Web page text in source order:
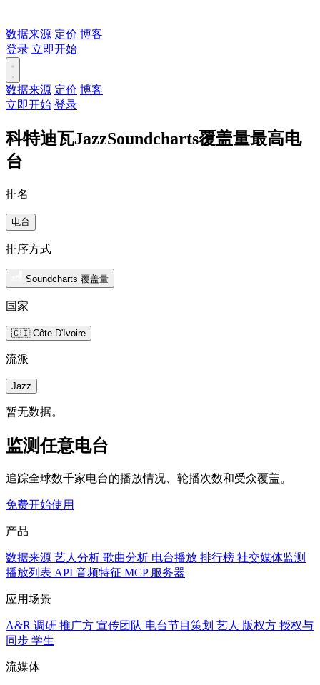
数据来源 定价 博客
登录 立即开始
数据来源 定价 博客
立即开始 登录
科特迪瓦JazzSoundcharts覆盖量最高电
台
排名
电台
排序方式
Soundcharts 覆盖量
国家
🇨🇮 Côte D'Ivoire
流派
Jazz
暂无数据。
监测任意电台
追踪全球数千家电台的播放情况、轮播次数和受众覆盖。
免费开始使用
产品
数据来源 艺人分析 歌曲分析 电台播放 排行榜 社交媒体监测
播放列表 API 音频特征 MCP 服务器
应用场景
A&R 调研 推广方 宣传团队 电台节目策划 艺人 版权方 授权与
同步 学生
流媒体